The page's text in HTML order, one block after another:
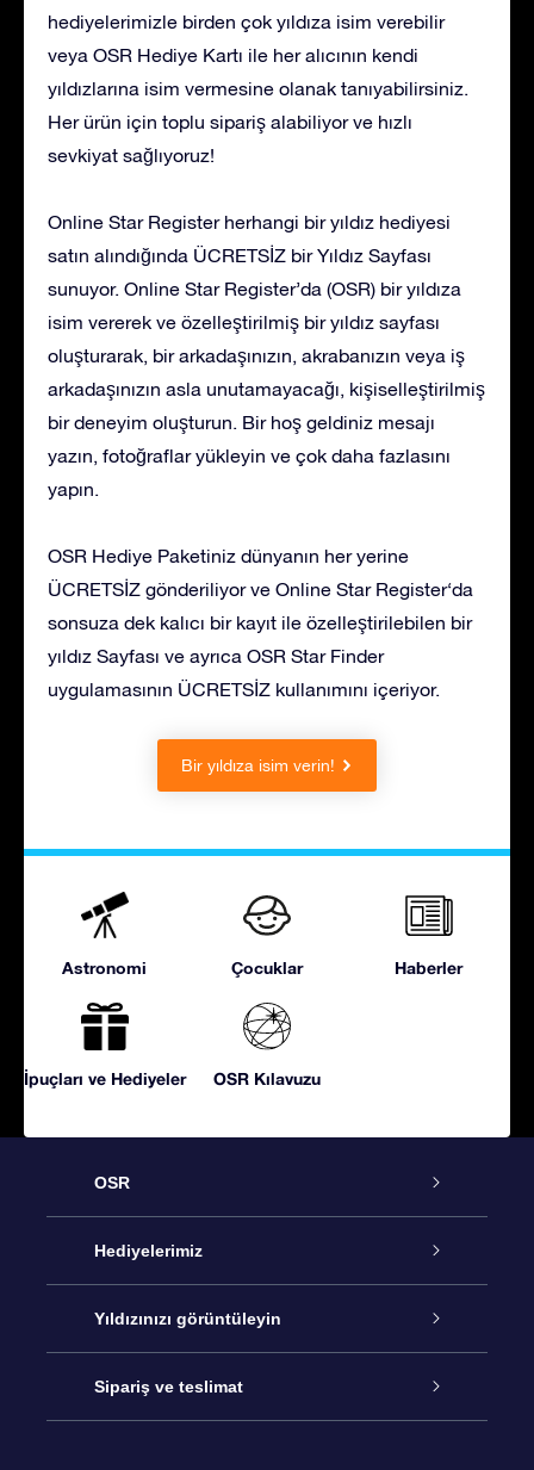
hediyelerimizle birden çok yıldıza isim verebilir
veya OSR Hediye Kartı ile her alıcının kendi
yıldızlarına isim vermesine olanak tanıyabilirsiniz.
Her ürün için toplu sipariş alabiliyor ve hızlı
sevkiyat sağlıyoruz!
Online Star Register herhangi bir yıldız hediyesi
satın alındığında ÜCRETSİZ bir Yıldız Sayfası
sunuyor. Online Star Register’da (OSR) bir yıldıza
isim vererek ve özelleştirilmiş bir yıldız sayfası
oluşturarak, bir arkadaşınızın, akrabanızın veya iş
arkadaşınızın asla unutamayacağı, kişiselleştirilmiş
bir deneyim oluşturun. Bir hoş geldiniz mesajı
yazın, fotoğraflar yükleyin ve çok daha fazlasını
yapın.
OSR Hediye Paketiniz dünyanın her yerine
ÜCRETSİZ gönderiliyor ve Online Star Register‘da
sonsuza dek kalıcı bir kayıt ile özelleştirilebilen bir
yıldız Sayfası ve ayrıca OSR Star Finder
uygulamasının ÜCRETSİZ kullanımını içeriyor.
Bir yıldıza isim verin!
Astronomi Çocuklar Haberler
İpuçları ve Hediyeler OSR Kılavuzu
OSR
Hizmet
İletişim
Blogu
Hediyelerimiz
Çevrimiçi Yıldız Hediyesi
OSR Hediye Paketi
Yıldızınızı görüntüleyin
Star Register
Sipariş ve teslimat